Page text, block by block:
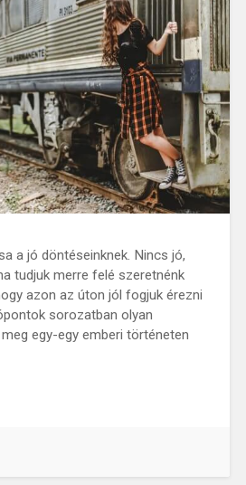
a jó döntéseinknek. Nincs jó,
tudjuk merre felé szeretnénk
azon az úton jól fogjuk érezni
sorozatban olyan
egy-egy emberi történeten